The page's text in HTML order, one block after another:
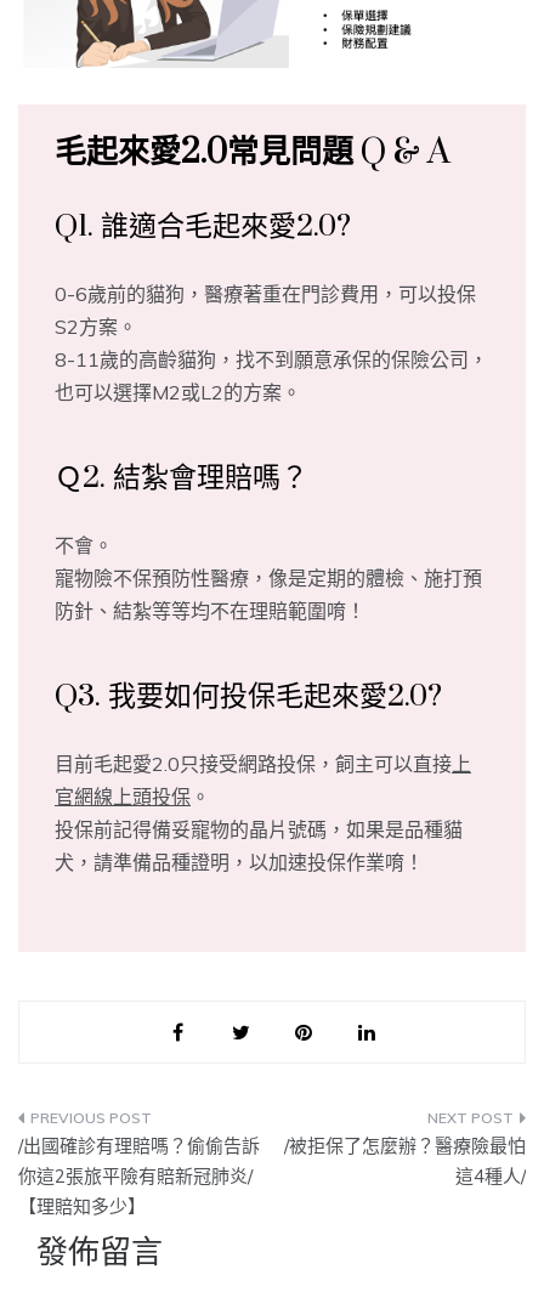
毛起來愛2.0常見問題Q & A
Q1. 誰適合毛起來愛2.0?
0-6歲前的貓狗，醫療著重在門診費用，可以投保
S2方案。
8-11歲的高齡貓狗，找不到願意承保的保險公司，
也可以選擇M2或L2的方案。
Ｑ2. 結紮會理賠嗎？
不會。
寵物險不保預防性醫療，像是定期的體檢、施打預
防針、結紮等等均不在理賠範圍唷！
Q3. 我要如何投保毛起來愛2.0?
目前毛起愛2.0只接受網路投保，飼主可以直接 上
官網線上頭投保 。
投保前記得備妥寵物的晶片號碼，如果是品種貓
犬，請準備品種證明，以加速投保作業唷！
文
章
導
覽
/出國確診有理賠嗎？偷偷告訴
你這2張旅平險有賠新冠肺炎/
【理賠知多少】
/被拒保了怎麼辦？醫療險最怕
這4種人/
發佈留言